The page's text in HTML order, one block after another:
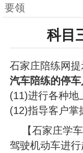
要领
科目
石家庄陪练网
汽车陪练的停
(11)进行各种地
(12)指导客户掌
【石家庄学
驾驶机动车进